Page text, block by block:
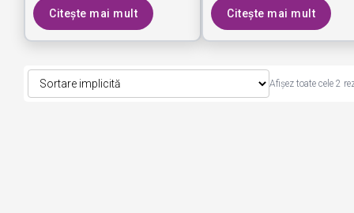
Citește mai mult Citește mai mult
Afișez toate cele 2